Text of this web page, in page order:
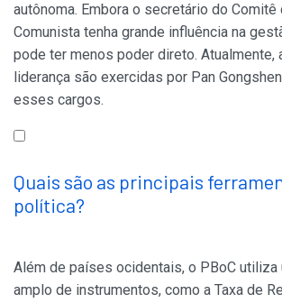
autônoma. Embora o secretário do Comitê
Comunista tenha grande influência na
pode ter menos poder direto. Atualmente,
liderança são exercidas por Pan
esses cargos.
Quais são as principais
política?
Além de países ocidentais, o PBoC utiliza
amplo de instrumentos, como a Taxa de